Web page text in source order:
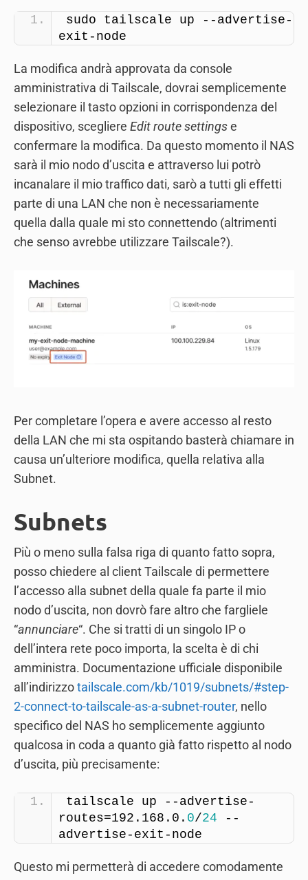
sudo tailscale up --advertise-
exit-node
La modifica andrà approvata da console
amministrativa di Tailscale, dovrai semplicemente
selezionare il tasto opzioni in corrispondenza del
dispositivo, scegliere Edit route settingse
confermare la modifica. Da questo momento il NAS
sarà il mio nodo d’uscita e attraverso lui potrò
incanalare il mio traffico dati, sarò a tutti gli effetti
parte di una LAN che non è necessariamente
quella dalla quale mi sto connettendo (altrimenti
che senso avrebbe utilizzare Tailscale?).
Per completare l’opera e avere accesso al resto
della LAN che mi sta ospitando basterà chiamare in
causa un’ulteriore modifica, quella relativa alla
Subnet.
Subnets
Più o meno sulla falsa riga di quanto fatto sopra,
posso chiedere al client Tailscale di permettere
l’accesso alla subnet della quale fa parte il mio
nodo d’uscita, non dovrò fare altro che fargliele
“annunciare“. Che si tratti di un singolo IP o
dell’intera rete poco importa, la scelta è di chi
amministra. Documentazione ufficiale disponibile
all’indirizzotailscale.com/kb/1019/subnets/#step-
2-connect-to-tailscale-as-a-subnet-router, nello
specifico del NAS ho semplicemente aggiunto
qualcosa in coda a quanto già fatto rispetto al nodo
d’uscita, più precisamente:
tailscale up --advertise-
routes=192.168.0. 0/24 --
advertise-exit-node
Questo mi permetterà di accedere comodamente